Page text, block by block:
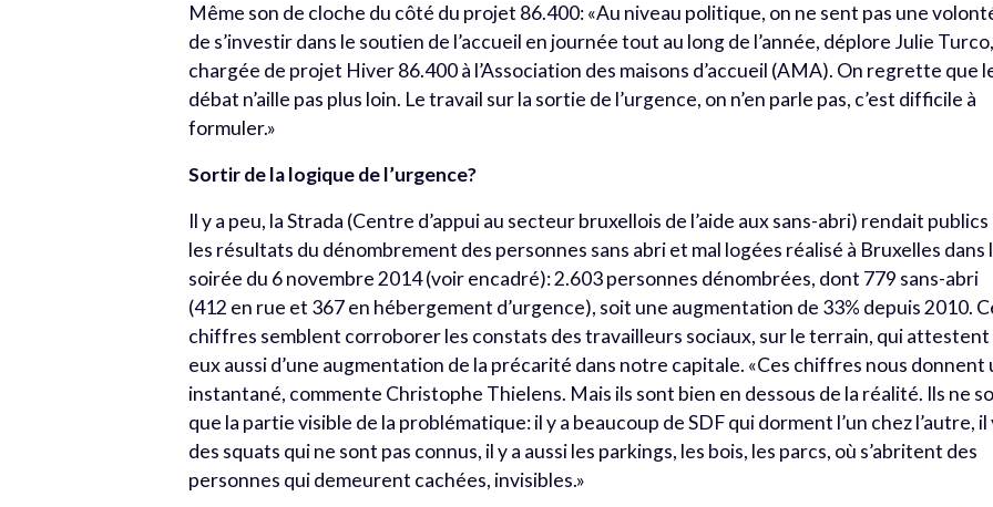
Même son de cloche du côté du projet 86.400: «Au niveau politique, on ne sent pas une
de s’investir dans le soutien de l’accueil en journée tout au long de l’année, déplore Julie Turco,
chargée de projet Hiver 86.400 à l’Association des maisons d’accueil (AMA). On regrette que
débat n’aille pas plus loin. Le travail sur la sortie de l’urgence, on n’en parle pas, c’est difficile à
formuler.»
Sortir de la logique de l’urgence?
Il y a peu, la Strada (Centre d’appui au secteur bruxellois de l’aide aux sans-abri) rendait publics
les résultats du dénombrement des personnes sans abri et mal logées réalisé à Bruxelles dans
soirée du 6 novembre 2014 (voir encadré): 2.603 personnes dénombrées, dont 779 sans-abri
(412 en rue et 367 en hébergement d’urgence), soit une augmentation de 33% depuis 2010.
chiffres semblent corroborer les constats des travailleurs sociaux, sur le terrain, qui attestent
eux aussi d’une augmentation de la précarité dans notre capitale. «Ces chiffres nous donnent
instantané, commente Christophe Thielens. Mais ils sont bien en dessous de la réalité. Ils ne
que la partie visible de la problématique: il y a beaucoup de SDF qui dorment l’un chez l’autre, il
des squats qui ne sont pas connus, il y a aussi les parkings, les bois, les parcs, où s’abritent des
personnes qui demeurent cachées, invisibles.»